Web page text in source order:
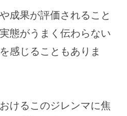
成果が評価されること
態がうまく伝わらない
感じることもありま
けるこのジレンマに焦